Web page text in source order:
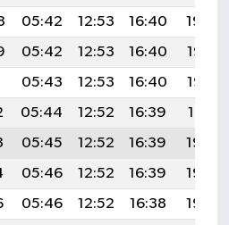
05:42 12:53 16:40
19:54
05:42 12:53 16:40
19:53
05:43 12:53 16:40
19:52
05:44 12:52 16:39
19:51
05:45 12:52 16:39
19:50
05:46 12:52 16:39
19:49
05:46 12:52 16:38
19:48